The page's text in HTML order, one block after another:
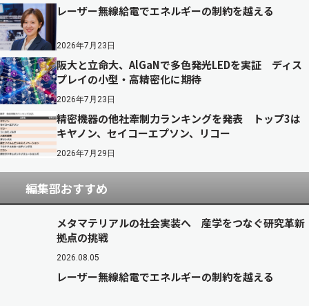
レーザー無線給電でエネルギーの制約を越える
2026年7月23日
阪大と立命大、AlGaNで多色発光LEDを実証 ディス
プレイの小型・高精密化に期待
2026年7月23日
精密機器の他社牽制力ランキングを発表 トップ3は
キヤノン、セイコーエプソン、リコー
2026年7月29日
編集部おすすめ
メタマテリアルの社会実装へ 産学をつなぐ研究革新
拠点の挑戦
2026.08.05
レーザー無線給電でエネルギーの制約を越える